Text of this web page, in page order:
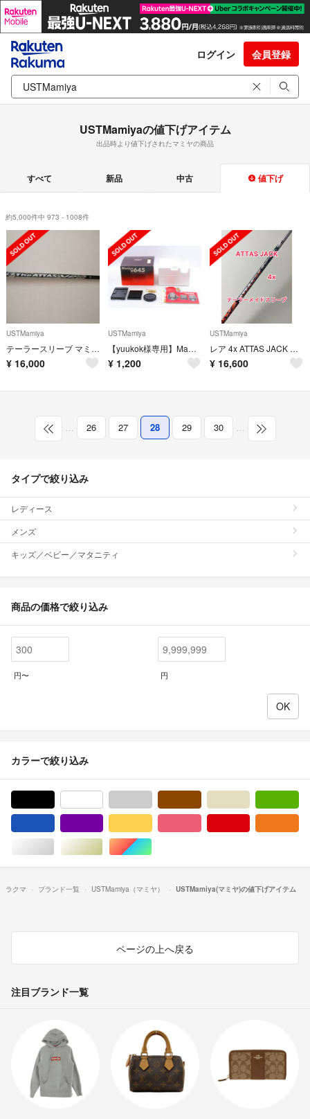
ログイン 会員登録
USTMamiyaの値下げアイテム
出品時より値下げされたマミヤの商品
すべて 新品 中古 値下げ
約5,000件中 973 - 1008件
USTMamiya
テーラースリーブ マミヤ the アッタス v2 ５ S ドライバー用
¥ 16,000
USTMamiya
【yuukok様専用】Mamiya M645 キャップ 付属品多数
¥ 1,200
USTMamiya
レア 4x ATTAS JACK テーラーメイドスリーブ付き
¥ 16,600
… 26 27 28 29 30 …
タイプで絞り込み
レディース
メンズ
キッズ／ベビー／マタニティ
商品の価格で絞り込み
円〜 円
カラーで絞り込み
シルバー/銀色系ゴールド/金色系マルチカラー
ラクマ ブランド一覧 USTMamiya（マミヤ） USTMamiya(マミヤ)の値下げアイテム
ページの上へ戻る
注目ブランド一覧